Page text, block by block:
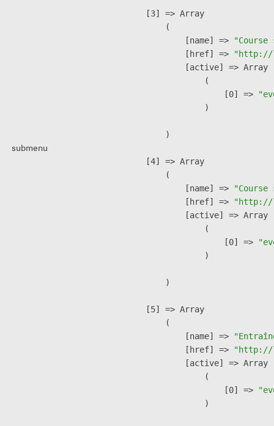
submenu
    [3] => Array
        (
            [name] =>
            [href] =>
"http://
            [active] => Array
                (
                    [0] =>
                )
        )
    [4] => Array
        (
            [name] =>
            [href] =>
"http://
            [active] => Array
                (
                    [0] =>
                )
        )
    [5] => Array
        (
            [name] =>
            [href] =>
"http://
            [active] => Array
                (
                    [0] =>
                )